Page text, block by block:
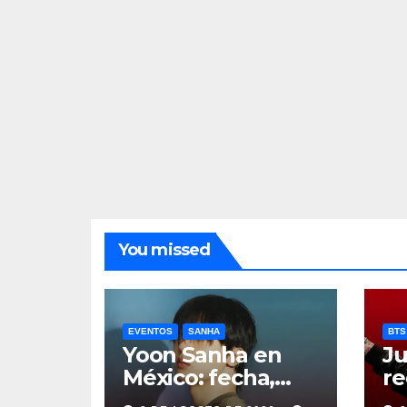
You missed
EVENTOS SANHA
Yoon Sanha en
México: fecha,
precios y boletos
BTS